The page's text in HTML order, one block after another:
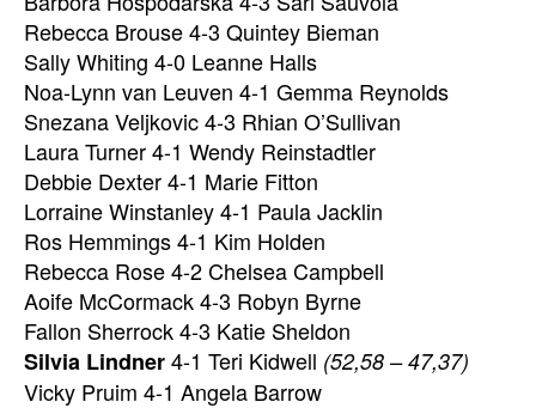
Rebecca Brouse 4-3 Quintey Bieman
Sally Whiting 4-0 Leanne Halls
Noa-Lynn van Leuven 4-1 Gemma Reynolds
Snezana Veljkovic 4-3 Rhian O’Sullivan
Laura Turner 4-1 Wendy Reinstadtler
Debbie Dexter 4-1 Marie Fitton
Lorraine Winstanley 4-1 Paula Jacklin
Ros Hemmings 4-1 Kim Holden
Rebecca Rose 4-2 Chelsea Campbell
Aoife McCormack 4-3 Robyn Byrne
Fallon Sherrock 4-3 Katie Sheldon
Silvia Lindner4-1 Teri Kidwell (52,58 – 47,37)
Vicky Pruim 4-1 Angela Barrow